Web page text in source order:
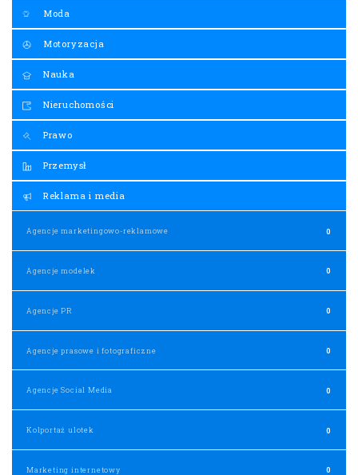
Moda
Motoryzacja
Nauka
Nieruchomości
Prawo
Przemysł
Reklama i media
Agencje marketingowo-reklamowe 0
Agencje modelek 0
Agencje PR 0
Agencje prasowe i fotograficzne 0
Agencje Social Media 0
Kolportaż ulotek 0
Marketing internetowy 0